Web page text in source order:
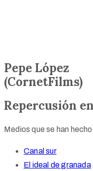
Pepe López
(CornetFilms)
Repercusión
Medios que se han
Canal sur
El ideal de granada